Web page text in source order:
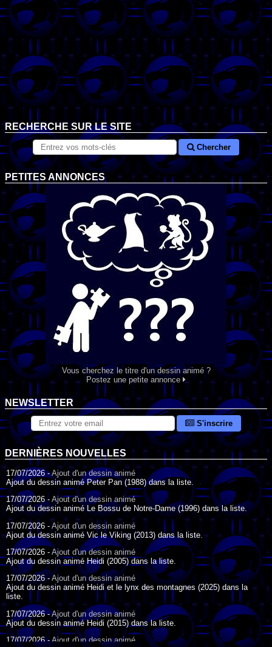
RECHERCHE SUR LE SITE
Chercher
PETITES ANNONCES
Vous cherchez le titre d'un dessin animé ?
Postez une petite annonce
NEWSLETTER
S'inscrire
DERNIÈRES NOUVELLES
17/07/2026 -Ajout d'un dessin animé
Ajout du dessin animé Peter Pan (1988) dans la liste.
17/07/2026 - Ajout d'un dessin animé
Ajout du dessin animé Le Bossu de Notre-Dame (1996) dans la liste.
17/07/2026 - Ajout d'un dessin animé
Ajout du dessin animé Vic le Viking (2013) dans la liste.
17/07/2026 - Ajout d'un dessin animé
Ajout du dessin animé Heidi (2005) dans la liste.
17/07/2026 -Ajout d'un dessin animé
Ajout du dessin animé Heidi et le lynx des montagnes (2025) dans la
liste.
17/07/2026 -Ajout d'un dessin animé
Ajout du dessin animé Heidi (2015) dans la liste.
17/07/2026 -Ajout d'un dessin animé